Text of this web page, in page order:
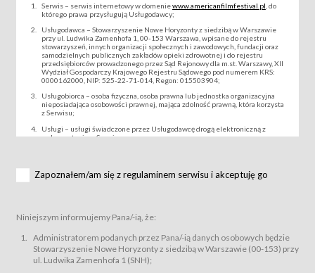
Serwis – serwis internetowy w domeniewww.americanfilmfestival.pl , do
którego prawa przysługują Usługodawcy;
Usługodawca – Stowarzyszenie Nowe Horyzonty z siedzibą w Warszawie
przy ul. Ludwika Zamenhofa 1, 00-153 Warszawa, wpisane do rejestru
stowarzyszeń, innych organizacji społecznych i zawodowych, fundacji oraz
samodzielnych publicznych zakładów opieki zdrowotnej i do rejestru
przedsiębiorców prowadzonego przez Sąd Rejonowy dla m.st. Warszawy, XII
Wydział Gospodarczy Krajowego Rejestru Sądowego pod numerem KRS:
0000162000, NIP: 525-22-71-014, Regon: 015503904;
Usługobiorca – osoba fizyczna, osoba prawna lub jednostka organizacyjna
nieposiadająca osobowości prawnej, mająca zdolność prawną, która korzysta
z Serwisu;
Usługi – usługi świadczone przez Usługodawcę drogą elektroniczną z
wykorzystaniem Serwisu;
za pośrednictwem Serwisu;
podmiotom z branży mediów i filmowej (Akredytacje);
Bilety – wybrane dokumenty potwierdzające zawarcie umowy z
Usługodawcą i uprawniające do wzięcia udziału w Wydarzeniu,
przewidziane przez Usługodawcę dla danego Wydarzenia, tj. uprawniające
do uczestnictwa w wielu albo w pojedynczych seansach filmowych,
Zapoznałem/am się z regulaminem serwisu i akceptuję go
Niniejszym informujemy Pana/-ią, że:
Administratorem podanych przez Pana/-ią danych osobowych będzie
Stowarzyszenie Nowe Horyzonty z siedzibą w Warszawie (00-153) przy
ul. Ludwika Zamenhofa 1 (SNH);